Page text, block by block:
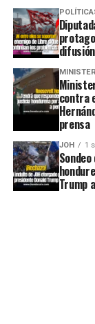
contra
prensa
JOH 1
Trump